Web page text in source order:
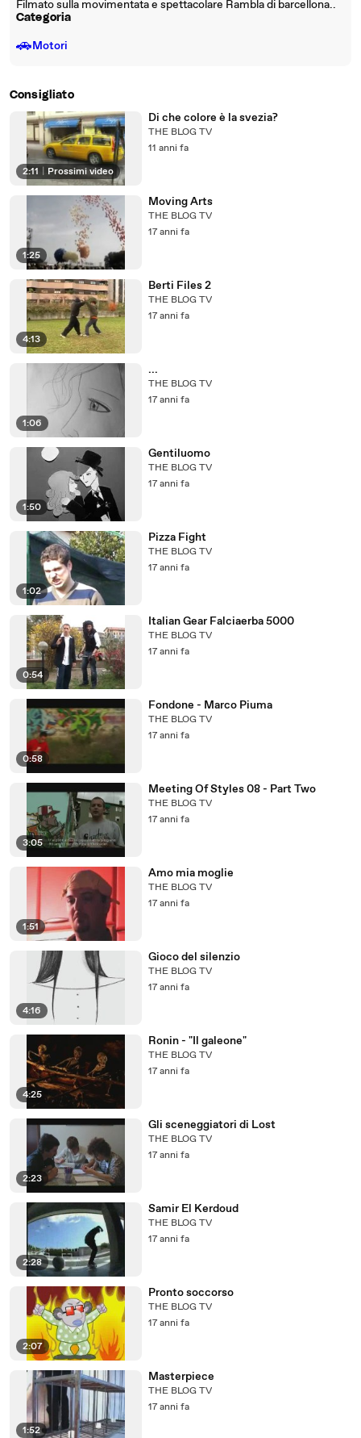
Filmato sulla movimentata e spettacolare Rambla di barcellona..
Categoria
🚗Motori
Consigliato
2:11 Prossimi video
Di che colore è la svezia?
THE BLOG TV
11 anni fa
1:25
Moving Arts
THE BLOG TV
17 anni fa
4:13
Berti Files 2
THE BLOG TV
17 anni fa
1:06
...
THE BLOG TV
17 anni fa
1:50
Gentiluomo
THE BLOG TV
17 anni fa
1:02
Pizza Fight
THE BLOG TV
17 anni fa
0:54
Italian Gear Falciaerba 5000
THE BLOG TV
17 anni fa
0:58
Fondone - Marco Piuma
THE BLOG TV
17 anni fa
3:05
Meeting Of Styles 08 - Part Two
THE BLOG TV
17 anni fa
1:51
Amo mia moglie
THE BLOG TV
17 anni fa
4:16
Gioco del silenzio
THE BLOG TV
17 anni fa
4:25
Ronin - "Il galeone"
THE BLOG TV
17 anni fa
2:23
Gli sceneggiatori di Lost
THE BLOG TV
17 anni fa
2:28
Samir El Kerdoud
THE BLOG TV
17 anni fa
2:07
Pronto soccorso
THE BLOG TV
17 anni fa
1:52
Masterpiece
THE BLOG TV
17 anni fa